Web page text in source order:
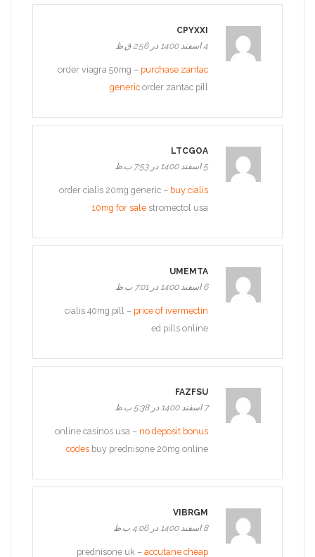
CPYXXI
4 اسفند 1400 در 2:56 ق.ظ
order viagra 50mg – purchase zantac
generic order zantac pill
LTCGOA
5 اسفند 1400 در 7:53 ب.ظ
order cialis 20mg generic – buy cialis
10mg for sale stromectol usa
UMEMTA
6 اسفند 1400 در 7:01 ب.ظ
cialis 40mg pill – price of ivermectin
ed pills online
FAZFSU
7 اسفند 1400 در 5:38 ب.ظ
online casinos usa – no deposit bonus
codes buy prednisone 20mg online
VIBRGM
8 اسفند 1400 در 4:06 ب.ظ
prednisone uk – accutane cheap